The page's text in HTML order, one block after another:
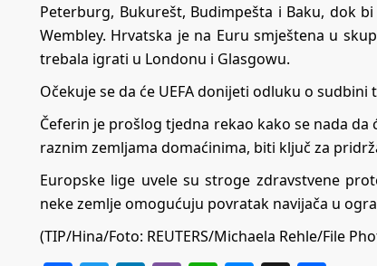
Peterburg, Bukurešt, Budimpešta i Baku, dok
Wembley. Hrvatska je na Euru smještena u
trebala igrati u Londonu i Glasgowu.
Očekuje se da će UEFA donijeti odluku o
Čeferin je prošlog tjedna rekao kako se nada
raznim zemljama domaćinima, biti ključ za
Europske lige uvele su stroge zdravstvene
neke zemlje omogućuju povratak navijača u
(TIP/Hina/Foto: REUTERS/Michaela Rehle/File